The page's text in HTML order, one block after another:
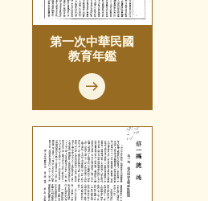
第一次中華民國
教育年鑑